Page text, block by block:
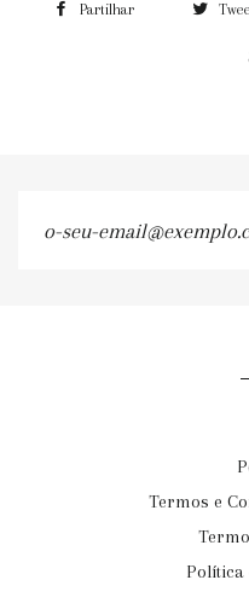
Partilhar
Termos e
Política